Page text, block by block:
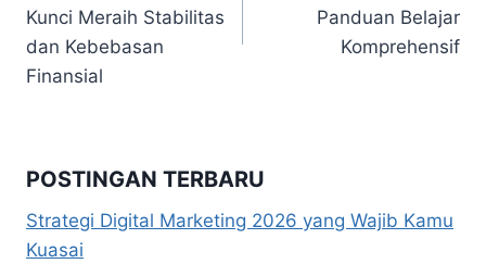
Kunci Meraih Stabilitas
dan Kebebasan
Finansial
Panduan Belajar
Komprehensif
POSTINGAN TERBARU
Strategi Digital Marketing 2026 yang Wajib Kamu
Kuasai